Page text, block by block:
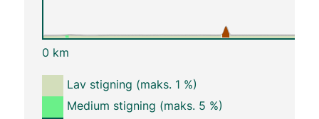
0 km
Lav stigning (maks. 1 %)
Medium stigning (maks. 5 %)